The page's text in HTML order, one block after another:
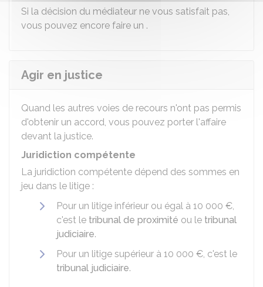
Si la décision du médiateur ne vous satisfait pas,
vous pouvez encore faire un .
Agir en justice
Quand les autres voies de recours n'ont pas permis
d'obtenir un accord, vous pouvez porter l'affaire
devant la justice.
Juridiction compétente
La juridiction compétente dépend des sommes en
jeu dans le litige :
Pour un litige inférieur ou égal à 10 000 €,
c'est le tribunal de proximité ou le tribunal
judiciaire.
Pour un litige supérieur à 10 000 €, c'est le
tribunal judiciaire.